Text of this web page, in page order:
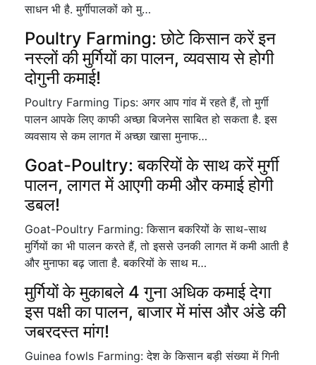
साधन भी है. मुर्गीपालकों को मु…
Poultry Farming: छोटे किसान करें इन
नस्लों की मुर्गियों का पालन, व्यवसाय से होगी
दोगुनी कमाई!
Poultry Farming Tips: अगर आप गांव में रहते हैं, तो मुर्गी
पालन आपके लिए काफी अच्छा बिजनेस साबित हो सकता है. इस
व्यवसाय से कम लागत में अच्छा खासा मुनाफ…
Goat-Poultry: बकरियों के साथ करें मुर्गी
पालन, लागत में आएगी कमी और कमाई होगी
डबल!
Goat-Poultry Farming: किसान बकरियों के साथ-साथ
मुर्गियों का भी पालन करते हैं, तो इससे उनकी लागत में कमी आती है
और मुनाफा बढ़ जाता है. बकरियों के साथ म…
मुर्गियों के मुकाबले 4 गुना अधिक कमाई देगा
इस पक्षी का पालन, बाजार में मांस और अंडे की
जबरदस्त मांग!
Guinea fowls Farming: देश के किसान बड़ी संख्या में गिनी